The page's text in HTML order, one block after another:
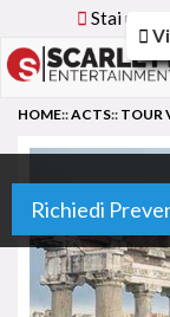
Stai
Richiedi
HOME::ACTS:: TOUR